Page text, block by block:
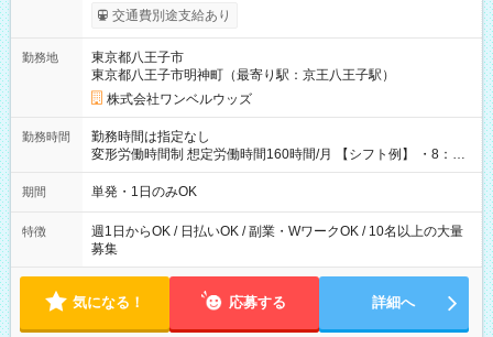
いOK！（規定あり） ┗働いたその日に現金GET♪ お仕事後はコ
ンビニATMから 日払い分を引き落とせます！ 【試用期間】試
交通費別途支給あり
勤務地
東京都八王子市
東京都八王子市明神町（最寄り駅：京王八王子駅）
株式会社ワンベルウッズ
勤務時間
勤務時間は指定なし
変形労働時間制 想定労働時間160時間/月 【シフト例】 ・8：00
～21：00
期間 単発・1日のみOK
特徴
週1日からOK / 日払いOK / 副業・WワークOK / 10名以上の大量
募集
気になる！ 応募する 詳細へ